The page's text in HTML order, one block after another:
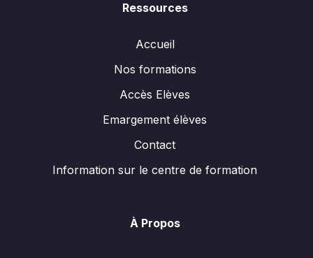
Ressources
Accueil
Nos formations
Accès Elèves
Emargement élèves
Contact
Information sur le centre de formation
À Propos